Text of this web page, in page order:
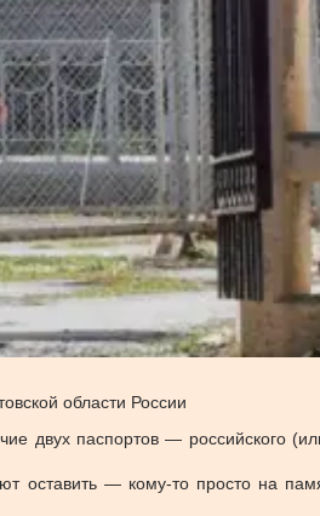
области России
двух паспортов — российского
оставить — кому-то просто на